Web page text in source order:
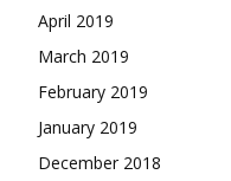
April 2019
March 2019
February 2019
January 2019
December 2018